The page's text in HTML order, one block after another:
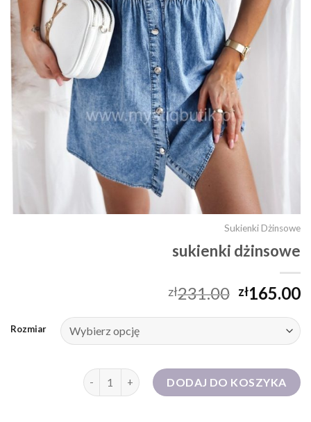
Sukienki Dżinsowe
sukienki dżinsowe
zł231.00 zł165.00
Rozmiar
ilość sukienki dżinsoweDODAJ DO KOSZYKA